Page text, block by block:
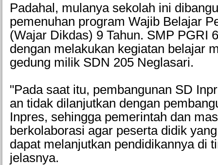
Padahal, mulanya sekolah ini
pemenuhan program Wajib Belajar
(Wajar Dikdas) 9 Tahun. SMP PGRI
dengan melakukan kegiatan belajar
gedung milik SDN 205 Neglasari.
"Pada saat itu, pembangunan SD
an tidak dilanjutkan dengan
Inpres, sehingga pemerintah dan
berkolaborasi agar peserta didik
dapat melanjutkan pendidikannya di
jelasnya.